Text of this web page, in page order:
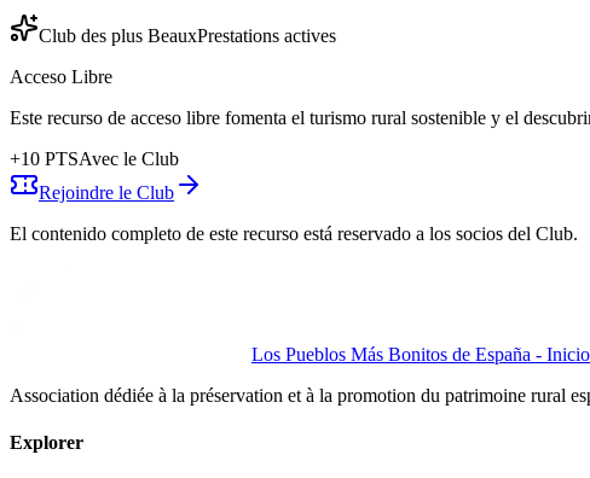
Club des plus BeauxPrestations actives
Acceso Libre
Este recurso de acceso libre fomenta el turismo rural sostenible y el
+10 PTSAvec le Club
Rejoindre le Club
El contenido completo de este recurso está reservado a los socios del Club.
Los Pueblos Más Bonitos de España - Inicio
Association dédiée à la préservation et à la promotion du patrimoine rural
Explorer